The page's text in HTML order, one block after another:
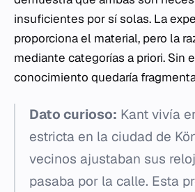
insuficientes por sí solas. La
proporciona el material, pero la
mediante categorías a priori. Sin
conocimiento quedaría
Dato curioso: Kant vivía
estricta en la ciudad de
vecinos ajustaban sus
pasaba por la calle. Esta